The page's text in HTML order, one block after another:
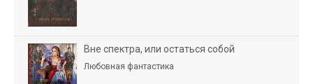
Вне спектра, или остаться собой
Любовная фантастика